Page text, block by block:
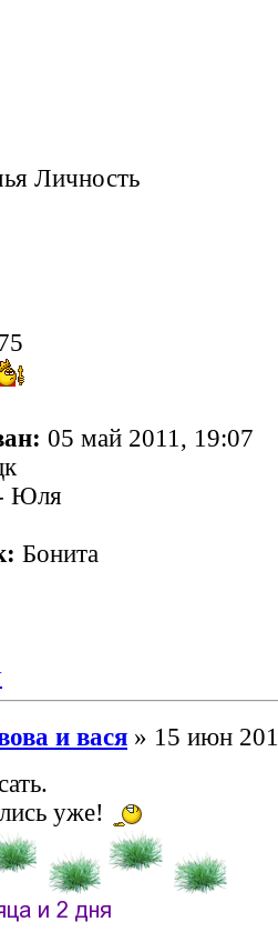
Личность
05 май 2011, 19:07
Юля
Бонита
и вася » 15 июн
уже!